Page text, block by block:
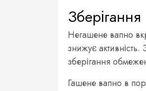
Негашене вапно
знижує
зберігання
Гашене вапно в